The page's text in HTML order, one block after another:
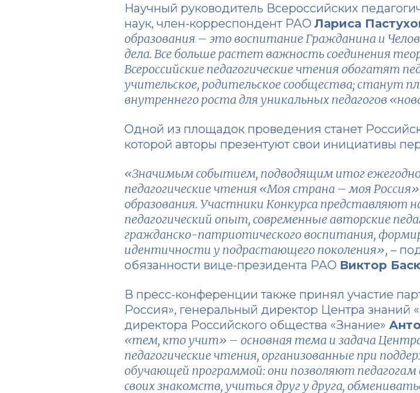
Научный руководитель Всероссийских
наук, член-корреспондент РАО Лариса
образования – это воспитание Гражданина и
дела. Все больше растет важность соединения
Всероссийские педагогические чтения обогатят
учительское, родительское сообщества; станут
внутреннего роста для уникальных педагогов
Одной из площадок проведения станет
которой авторы презентуют свои инициативы
«Значимым событием, подводящим итог
педагогические чтения «Моя страна – моя
образования. Участники Конкурса представляют
педагогический опыт, современные авторские
гражданско-патриотического воспитания,
идентичности у подрастающего поколения», –
обязанности вице-президента РАО Виктор
В пресс-конференции также принял участие
Россия», генеральный директор Центра знаний
директора Российского общества «Знание»
«тем, кто учит» – основная тема и задача
педагогические чтения, организованные при
обучающей программой: они позволяют
своих знакомств, учиться друг у друга,